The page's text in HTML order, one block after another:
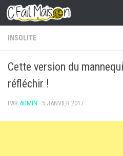
Skip to content
INSOLITE
Cette version du
réfléchir !
PAR ADMIN · 5 JANVIER 2017